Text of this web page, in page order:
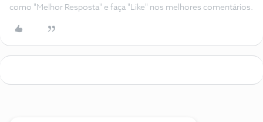
como "Melhor Resposta" e faça "Like" nos melhores comentários.